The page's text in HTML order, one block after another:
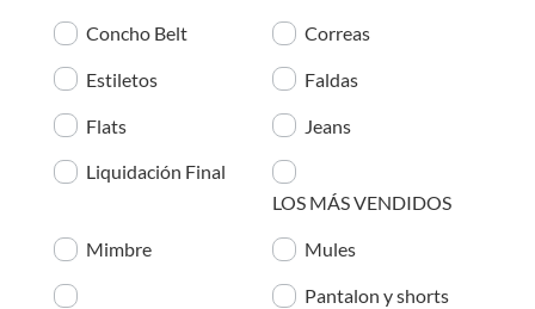
Concho Belt Correas
Estiletos Faldas
Flats Jeans
Liquidación Final
LOS MÁS VENDIDOS
Mimbre Mules
Pantalon y shorts